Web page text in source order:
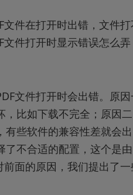
件在打开时出错，文件
件打开时显示错误怎么弄
文件打开时会出错。原
，比如下载不完全；原因二
些软件的兼容性差就会出
不合适的配置，这个是由
面的原因，我们提出了